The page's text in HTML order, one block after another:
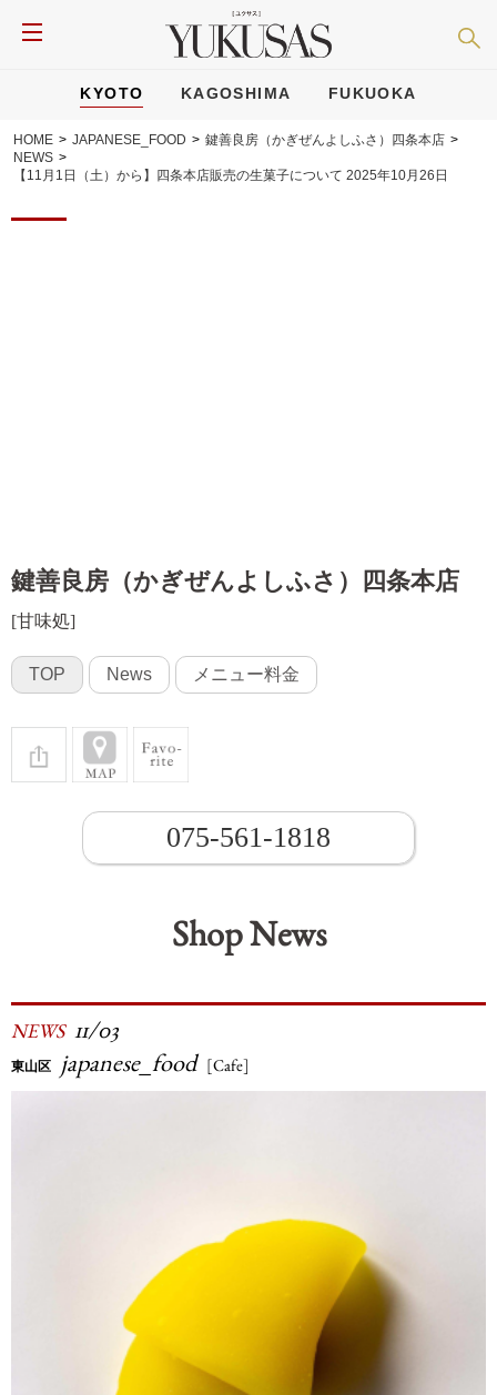
KYOTO KAGOSHIMA FUKUOKA
HOME > JAPANESE_FOOD > 鍵善良房（かぎぜんよしふさ）四条本店 >
NEWS >
【11月1日（土）から】四条本店販売の生菓子について 2025年10月26日
鍵善良房（かぎぜんよしふさ）四条本店
[甘味処]
TOP News メニュー料金
075-561-1818
Shop News
NEWS 11/03
東山区 japanese_food [Cafe]